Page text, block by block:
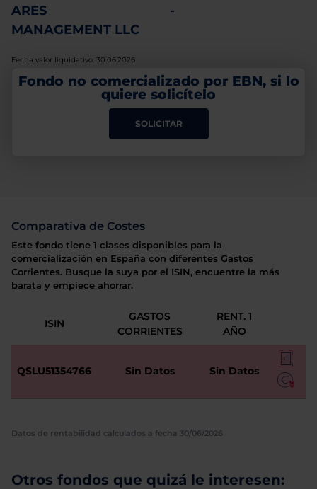
ARES
MANAGEMENT LLC
-
Fecha valor liquidativo: 30.06.2026
Fondo no comercializado por EBN, si lo
quiere solicítelo
SOLICITAR
Comparativa de Costes
Este fondo tiene 1 clases disponibles para la
comercialización en España con diferentes Gastos
Corrientes. Busque la suya por el ISIN, encuentre la más
barata y empiece ahorrar.
ISIN
GASTOS
CORRIENTES
RENT. 1
AÑO
QSLU51354766 Sin Datos Sin Datos
Datos de rentabilidad calculados a fecha 30/06/2026
Otros fondos que quizá le interesen: